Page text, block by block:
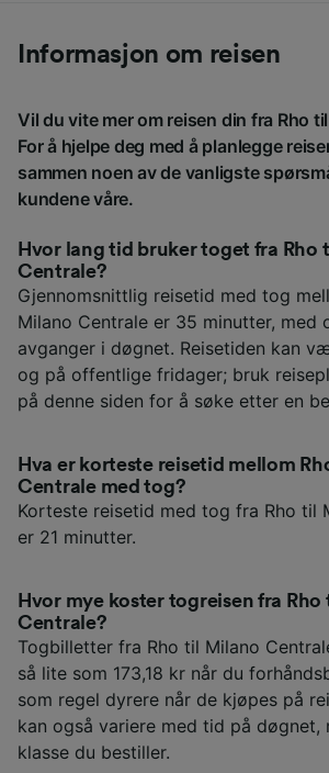
Informasjon om reisen
Vil du vite mer om reisen din fra Rho
For å hjelpe deg med å planlegge
sammen noen av de vanligste
kundene våre.
Hvor lang tid bruker toget fra Rho
Centrale?
Gjennomsnittlig reisetid med tog
Milano Centrale er 35 minutter, med
avganger i døgnet. Reisetiden kan
og på offentlige fridager; bruk
på denne siden for å søke etter en
Hva er korteste reisetid mellom
Centrale med tog?
Korteste reisetid med tog fra Rho til
er 21 minutter.
Hvor mye koster togreisen fra
Centrale?
Togbilletter fra Rho til Milano
så lite som 173,18 kr når du
som regel dyrere når de kjøpes på
kan også variere med tid på døgnet,
klasse du bestiller.